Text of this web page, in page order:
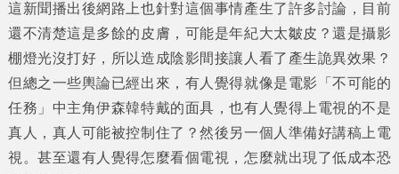
這新聞播出後網路上也針對這個事情產生了許多討論，目前
還不清楚這是多餘的皮膚，可能是年紀大太皺皮？還是攝影
棚燈光沒打好，所以造成陰影間接讓人看了產生詭異效果？
但總之一些輿論已經出來，有人覺得就像是電影「不可能的
任務」中主角伊森韓特戴的面具，也有人覺得上電視的不是
真人，真人可能被控制住了？然後另一個人準備好講稿上電
視。甚至還有人覺得怎麼看個電視，怎麼就出現了低成本恐